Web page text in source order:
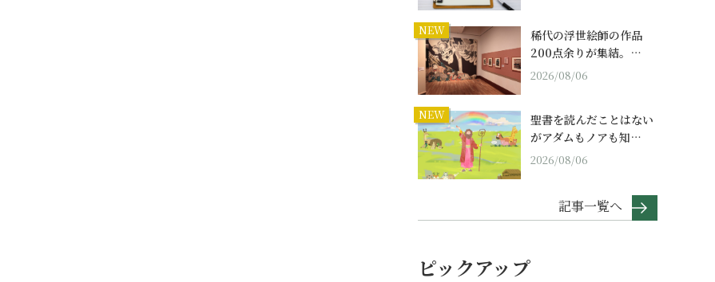
NEW
稀代の浮世絵師の作品
200点余りが集結。…
2026/08/06
NEW
聖書を読んだことはない
がアダムもノアも知…
2026/08/06
記事一覧へ
ピックアップ